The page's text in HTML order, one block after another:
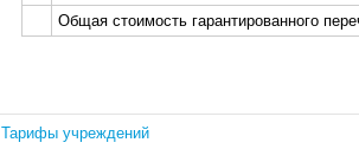
Общая стоимость гарантированного
Тарифы учреждений